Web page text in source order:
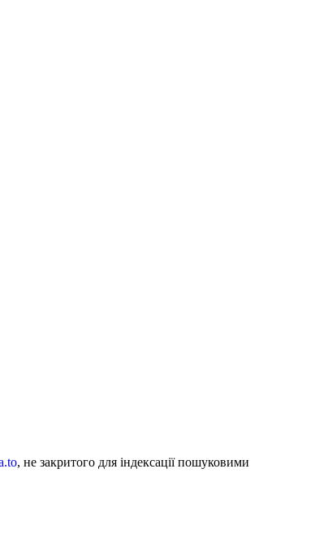
, не закритого для індексації пошуковими